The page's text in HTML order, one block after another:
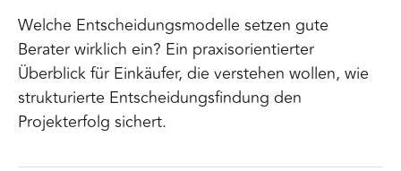
Welche Entscheidungsmodelle setzen gute
Berater wirklich ein? Ein praxisorientierter
Überblick für Einkäufer, die verstehen wollen, wie
strukturierte Entscheidungsfindung den
Projekterfolg sichert.